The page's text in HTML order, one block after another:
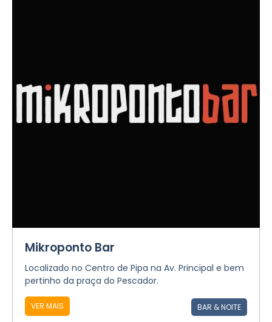
Mikroponto Bar
Localizado no Centro de Pipa na Av. Principal e bem
pertinho da praça do Pescador.
VER MAIS BAR & NOITE